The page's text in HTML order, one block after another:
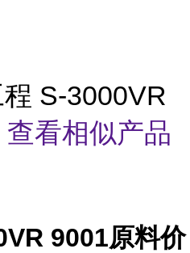
S-3000VR
查看相似产品
9001原料价